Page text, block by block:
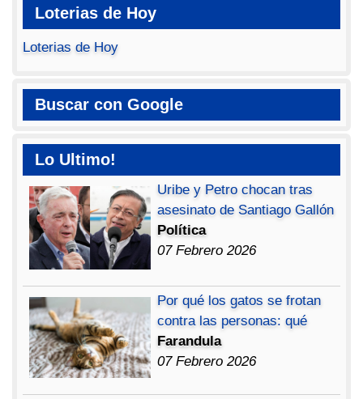
Loterias de Hoy
Loterias de Hoy
Buscar con Google
Lo Ultimo!
Uribe y Petro chocan tras
asesinato de Santiago Gallón
Política
07 Febrero 2026
Por qué los gatos se frotan
contra las personas: qué
Farandula
07 Febrero 2026